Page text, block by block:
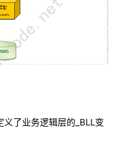
义了业务逻辑层的 _BLL变